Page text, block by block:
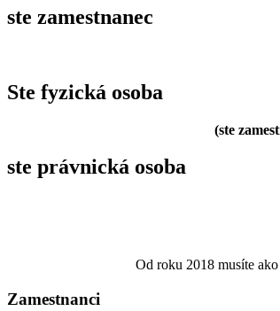
ste zamestnanec
Ste fyzická osoba
(ste
ste právnická osoba
Od roku 2018 musíte
Zamestnanci